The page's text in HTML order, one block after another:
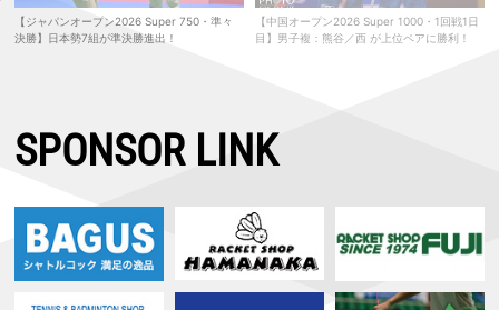
【ジャパンオープン2026 Super 750・準々
決勝】日本勢7組が準決勝進出！
【中国オープン2026 Super 1000・1回戦1日
目】男子複：熊谷／西 が上位ペアに勝利！
SPONSOR LINK